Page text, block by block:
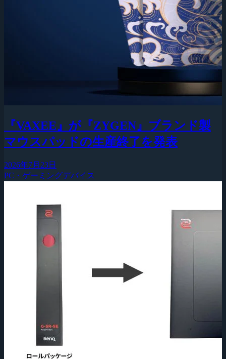
『VAXEE』が『ZYGEN』ブランド製
マウスパッドの生産終了を発表
2026年7月23日
PC・ゲーミングデバイス